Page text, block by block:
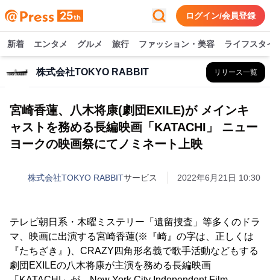
ログイン/会員登録
新着 エンタメ グルメ 旅行 ファッション・美容 ライフスタ
株式会社TOKYO RABBIT リリース一覧
宮崎香蓮、八木将康(劇団EXILE)が メインキ
ャストを務める長編映画「KATACHI」 ニュー
ヨークの映画祭にてノミネート上映
株式会社TOKYO RABBITサービス 2022年6月21日 10:30
テレビ朝日系・木曜ミステリー「遺留捜査」等多くのドラ
マ、映画に出演する宮崎香蓮(※『崎』の字は、正しくは
『たちざき』)、CRAZY四角形名義で歌手活動などもする
劇団EXILEの八木将康が主演を務める長編映画